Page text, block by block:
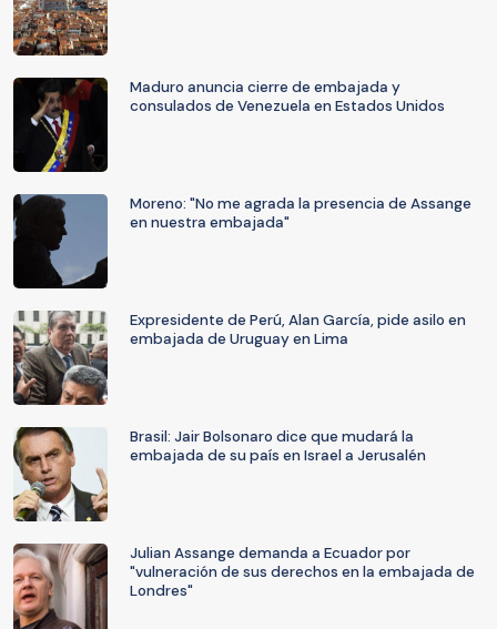
Maduro anuncia cierre de embajada y
consulados de Venezuela en Estados Unidos
Moreno: "No me agrada la presencia de Assange
en nuestra embajada"
Expresidente de Perú, Alan García, pide asilo en
embajada de Uruguay en Lima
Brasil: Jair Bolsonaro dice que mudará la
embajada de su país en Israel a Jerusalén
Julian Assange demanda a Ecuador por
"vulneración de sus derechos en la embajada de
Londres"